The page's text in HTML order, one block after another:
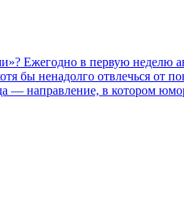
Ежегодно в первую неделю
бы ненадолго отвлечься от
— направление, в котором